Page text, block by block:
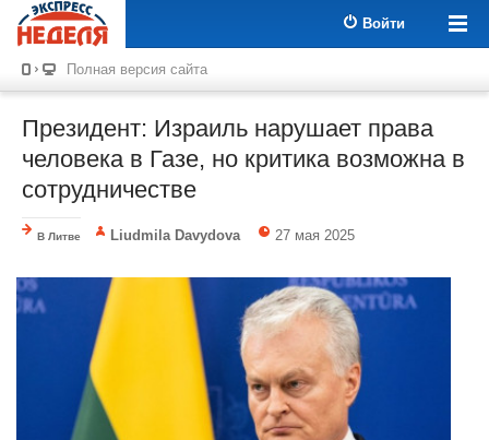
Войти
Полная версия сайта
Президент: Израиль нарушает права
человека в Газе, но критика возможна в
сотрудничестве
В Литве Liudmila Davydova 27 мая 2025